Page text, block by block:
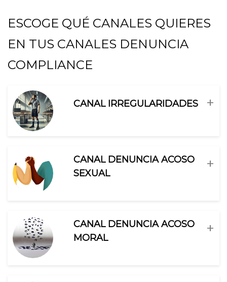
ESCOGE QUÉ CANALES QUIERES
EN TUS CANALES DENUNCIA
COMPLIANCE
+
CANAL IRREGULARIDADES
+
CANAL DENUNCIA ACOSO
SEXUAL
+
CANAL DENUNCIA ACOSO
MORAL